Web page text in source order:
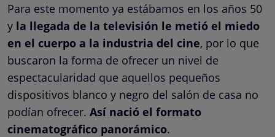
Para este momento ya estábamos en los años 50
y la llegada de la televisión le metió el miedo
en el cuerpo a la industria del cine, por lo que
buscaron la forma de ofrecer un nivel de
espectacularidad que aquellos pequeños
dispositivos blanco y negro del salón de casa no
podían ofrecer. Así nació el formato
cinematográfico panorámico.